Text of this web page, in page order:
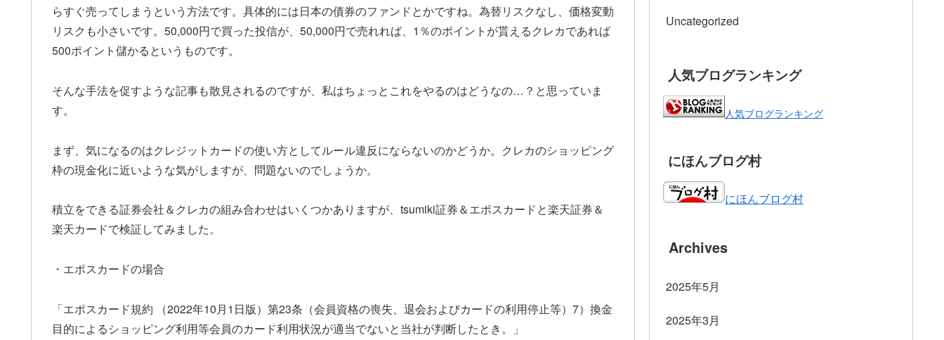
らすぐ売ってしまうという方法です。具体的には日本の債券のファンドとかですね。為替リスクなし、価格変動
リスクも小さいです。50,000円で買った投信が、50,000円で売れれば、1％のポイントが貰えるクレカであれば
500ポイント儲かるというものです。
そんな手法を促すような記事も散見されるのですが、私はちょっとこれをやるのはどうなの…？と思っていま
す。
まず、気になるのはクレジットカードの使い方としてルール違反にならないのかどうか。クレカのショッピング
枠の現金化に近いような気がしますが、問題ないのでしょうか。
積立をできる証券会社＆クレカの組み合わせはいくつかありますが、tsumiki証券＆エポスカードと楽天証券＆
楽天カードで検証してみました。
・エポスカードの場合
「エポスカード規約 （2022年10月1日版）第23条（会員資格の喪失、退会およびカードの利用停止等）7）換金
目的によるショッピング利用等会員のカード利用状況が適当でないと当社が判断したとき。」
Uncategorized
人気ブログランキング
人気ブログランキング
にほんブログ村
にほんブログ村
Archives
2025年5月
2025年3月